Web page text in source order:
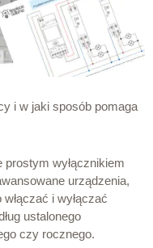
i w jaki sposób pomaga
prostym wyłącznikiem
urządzenia,
i wyłączać
ustalonego
czy rocznego.